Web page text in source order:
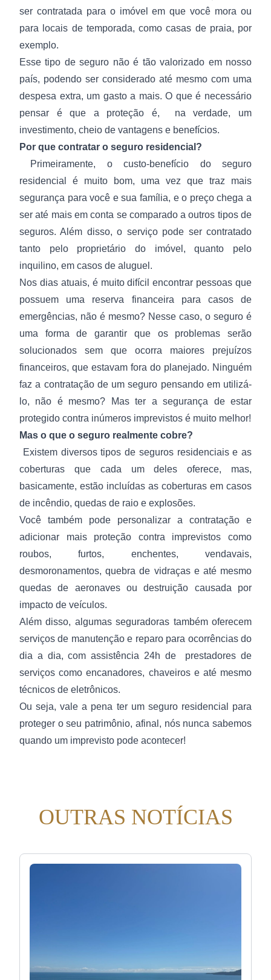
ser contratada para o imóvel em que você mora ou
para locais de temporada, como casas de praia, por
exemplo.
Esse tipo de seguro não é tão valorizado em nosso
país, podendo ser considerado até mesmo com uma
despesa extra, um gasto a mais. O que é necessário
pensar é que a proteção é, na verdade, um
investimento, cheio de vantagens e benefícios.
Por que contratar o seguro residencial?
Primeiramente, o custo-benefício do seguro
residencial é muito bom, uma vez que traz mais
segurança para você e sua família, e o preço chega a
ser até mais em conta se comparado a outros tipos de
seguros. Além disso, o serviço pode ser contratado
tanto pelo proprietário do imóvel, quanto pelo
inquilino, em casos de aluguel.
Nos dias atuais, é muito difícil encontrar pessoas que
possuem uma reserva financeira para casos de
emergências, não é mesmo? Nesse caso, o seguro é
uma forma de garantir que os problemas serão
solucionados sem que ocorra maiores prejuízos
financeiros, que estavam fora do planejado. Ninguém
faz a contratação de um seguro pensando em utilizá-
lo, não é mesmo? Mas ter a segurança de estar
protegido contra inúmeros imprevistos é muito melhor!
Mas o que o seguro realmente cobre?
Existem diversos tipos de seguros residenciais e as
coberturas que cada um deles oferece, mas,
basicamente, estão incluídas as coberturas em casos
de incêndio, quedas de raio e explosões.
Você também pode personalizar a contratação e
adicionar mais proteção contra imprevistos como
roubos, furtos, enchentes, vendavais,
desmoronamentos, quebra de vidraças e até mesmo
quedas de aeronaves ou destruição causada por
impacto de veículos.
Além disso, algumas seguradoras também oferecem
serviços de manutenção e reparo para ocorrências do
dia a dia, com assistência 24h de prestadores de
serviços como encanadores, chaveiros e até mesmo
técnicos de eletrônicos.
Ou seja, vale a pena ter um seguro residencial para
proteger o seu patrimônio, afinal, nós nunca sabemos
quando um imprevisto pode acontecer!
OUTRAS NOTÍCIAS